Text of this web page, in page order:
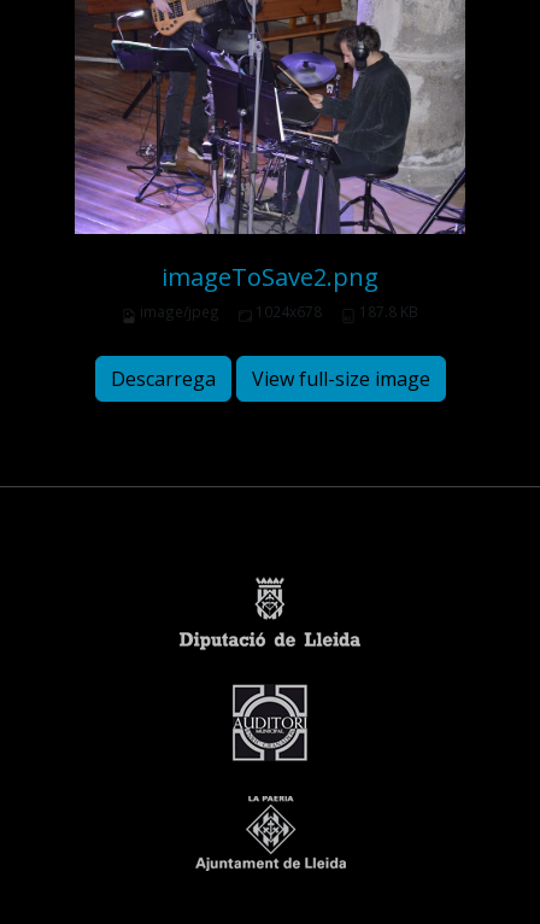
imageToSave2.png
image/jpeg 1024x678 187.8 KB
Descarrega View full-size image